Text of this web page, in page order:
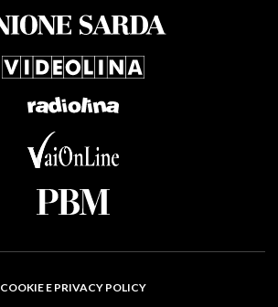
COOKIE E PRIVACY POLICY